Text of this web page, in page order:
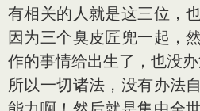
有相关的人就是这三位，
因为三个臭皮匠兜一起，
作的事情给出生了，也没办
所以一切诸法，没有办法